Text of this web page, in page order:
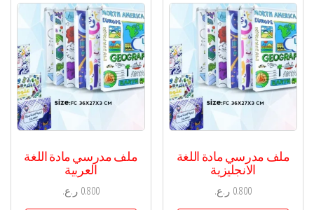
ملف مدرسي مادة اللغة
الانجليزية
0.800 ر.ع.
ملف مدرسي مادة اللغة
العربية
0.800 ر.ع.